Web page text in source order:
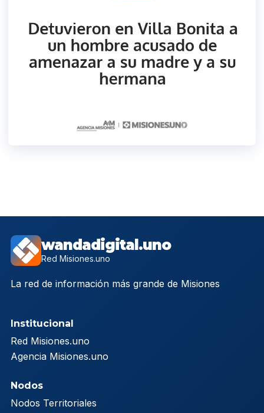
wandadigital.uno
Red Misiones.uno
La red de información más grande de Misiones
Institucional
Red Misiones.uno
Agencia Misiones.uno
Nodos
Nodos Territoriales